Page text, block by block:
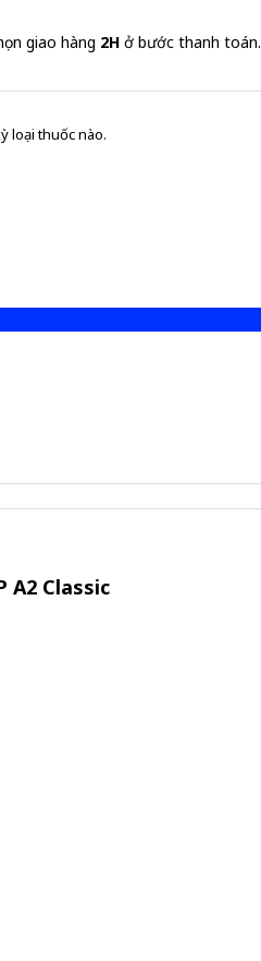
giao hàng 2H ở bước thanh toán.
loại thuốc nào.
A2 Classic